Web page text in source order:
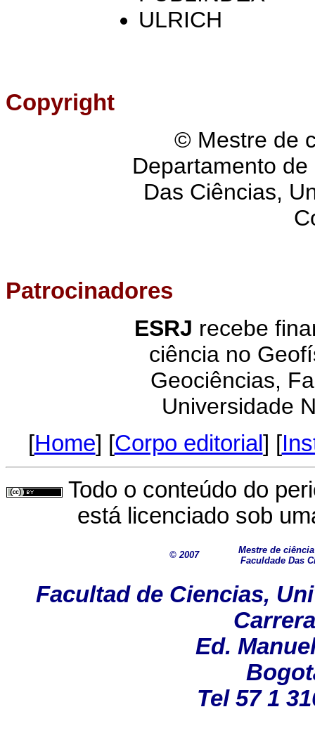
ULRICH
Copyright
© Mestre de
Departamento
Das Ciências,
Patrocinadores
ESRJ recebe
ciência no
Geociências,
Universidade
[Home] [Corpo editorial] [
Todo o conteúdo do
está licenciado sob
© 2007
Mestre de
Faculdade Das
Facultad de Ciencias,
Ed.
Tel 57 1